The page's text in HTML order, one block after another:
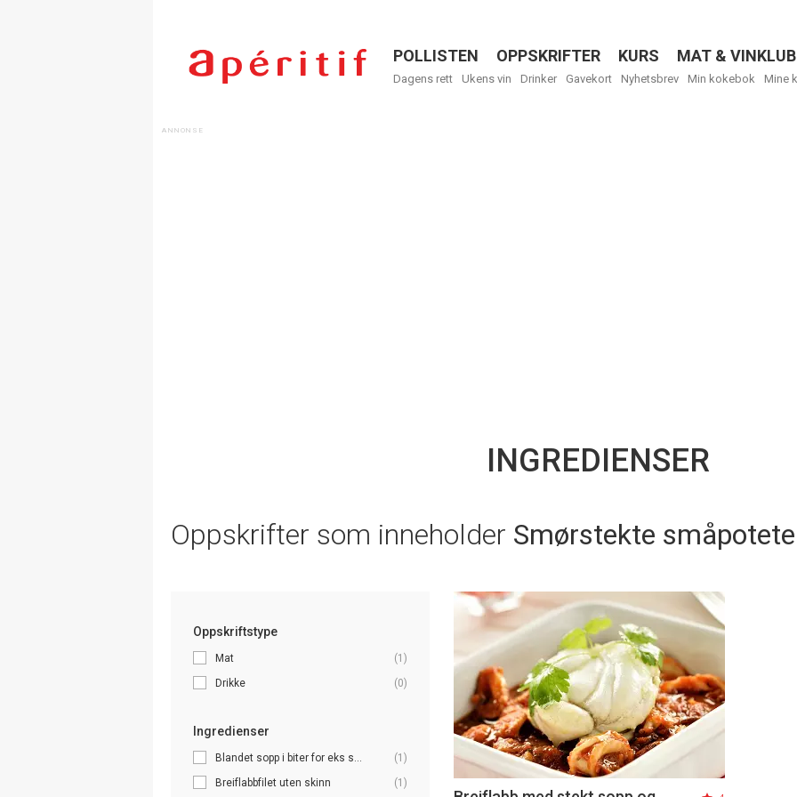
Menu
POLLISTEN OPPSKRIFTER KURS MAT &
Dagens rett Ukens vin Drinker Gavekort Nyhetsbrev Min kokebok Mine
INGREDIENSER
Oppskrifter som inneholder Smørstekte
Oppskriftstype
Mat
(1)
Drikke
(0)
Ingredienser
Blandet sopp i biter for eks s...
(1)
Breiflabbfilet uten skinn
(1)